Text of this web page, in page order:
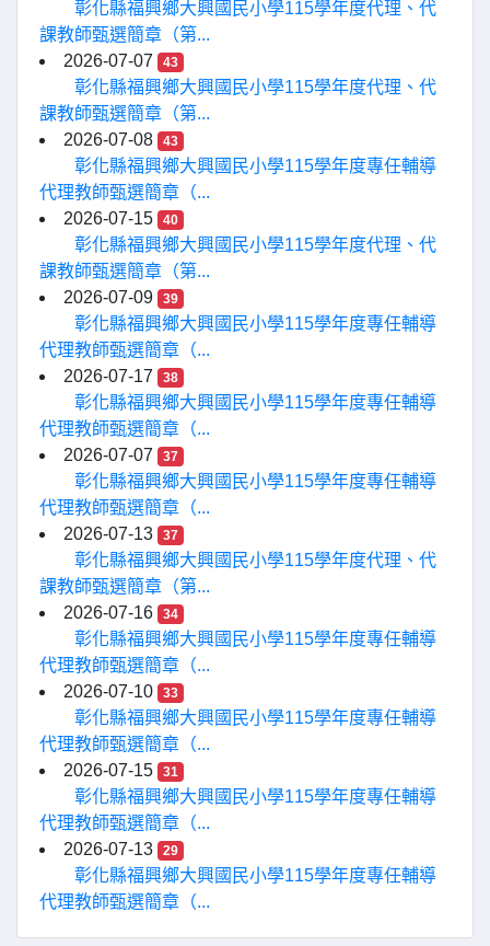
彰化縣福興鄉大興國民小學115學年度代理、代
課教師甄選簡章（第...
2026-07-07
43
彰化縣福興鄉大興國民小學115學年度代理、代
課教師甄選簡章（第...
2026-07-08
43
彰化縣福興鄉大興國民小學115學年度專任輔導
代理教師甄選簡章（...
2026-07-15
40
彰化縣福興鄉大興國民小學115學年度代理、代
課教師甄選簡章（第...
2026-07-09
39
彰化縣福興鄉大興國民小學115學年度專任輔導
代理教師甄選簡章（...
2026-07-17
38
彰化縣福興鄉大興國民小學115學年度專任輔導
代理教師甄選簡章（...
2026-07-07
37
彰化縣福興鄉大興國民小學115學年度專任輔導
代理教師甄選簡章（...
2026-07-13
37
彰化縣福興鄉大興國民小學115學年度代理、代
課教師甄選簡章（第...
2026-07-16
34
彰化縣福興鄉大興國民小學115學年度專任輔導
代理教師甄選簡章（...
2026-07-10
33
彰化縣福興鄉大興國民小學115學年度專任輔導
代理教師甄選簡章（...
2026-07-15
31
彰化縣福興鄉大興國民小學115學年度專任輔導
代理教師甄選簡章（...
2026-07-13
29
彰化縣福興鄉大興國民小學115學年度專任輔導
代理教師甄選簡章（...